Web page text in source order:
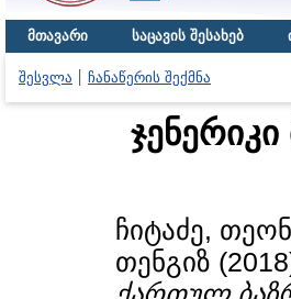
მთავარი საცავის შესახებ
შესვლა ჩანაწერის შექმნა
ჩიტაძე,
თენგიზ